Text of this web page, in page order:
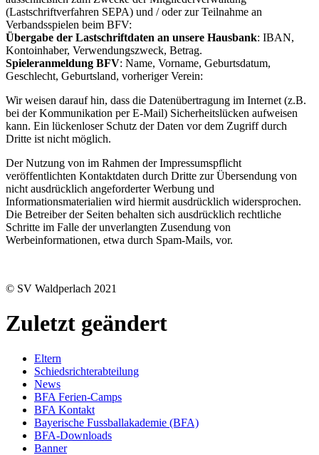
(Lastschriftverfahren SEPA) und / oder zur Teilnahme an
Verbandsspielen beim BFV:
Übergabe der Lastschriftdaten an unsere Hausbank: IBAN,
Kontoinhaber, Verwendungszweck, Betrag.
Spieleranmeldung BFV: Name, Vorname, Geburtsdatum,
Geschlecht, Geburtsland, vorheriger Verein:
Wir weisen darauf hin, dass die Datenübertragung im Internet (z.B.
bei der Kommunikation per E-Mail) Sicherheitslücken aufweisen
kann. Ein lückenloser Schutz der Daten vor dem Zugriff durch
Dritte ist nicht möglich.
Der Nutzung von im Rahmen der Impressumspflicht
veröffentlichten Kontaktdaten durch Dritte zur Übersendung von
nicht ausdrücklich angeforderter Werbung und
Informationsmaterialien wird hiermit ausdrücklich widersprochen.
Die Betreiber der Seiten behalten sich ausdrücklich rechtliche
Schritte im Falle der unverlangten Zusendung von
Werbeinformationen, etwa durch Spam-Mails, vor.
© SV Waldperlach 2021
Zuletzt geändert
Eltern
Schiedsrichterabteilung
News
BFA Ferien-Camps
BFA Kontakt
Bayerische Fussballakademie (BFA)
BFA-Downloads
Banner